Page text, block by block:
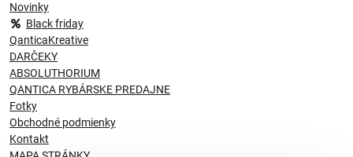
Novinky
Black friday
QanticaKreative
DARČEKY
ABSOLUTHORIUM
QANTICA RYBÁRSKE PREDAJNE
Fotky
Obchodné podmienky
Kontakt